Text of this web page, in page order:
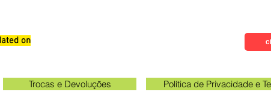
on
Trocas e Devoluções Política de Privacidade e